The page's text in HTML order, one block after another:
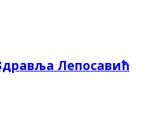
Лепосавић